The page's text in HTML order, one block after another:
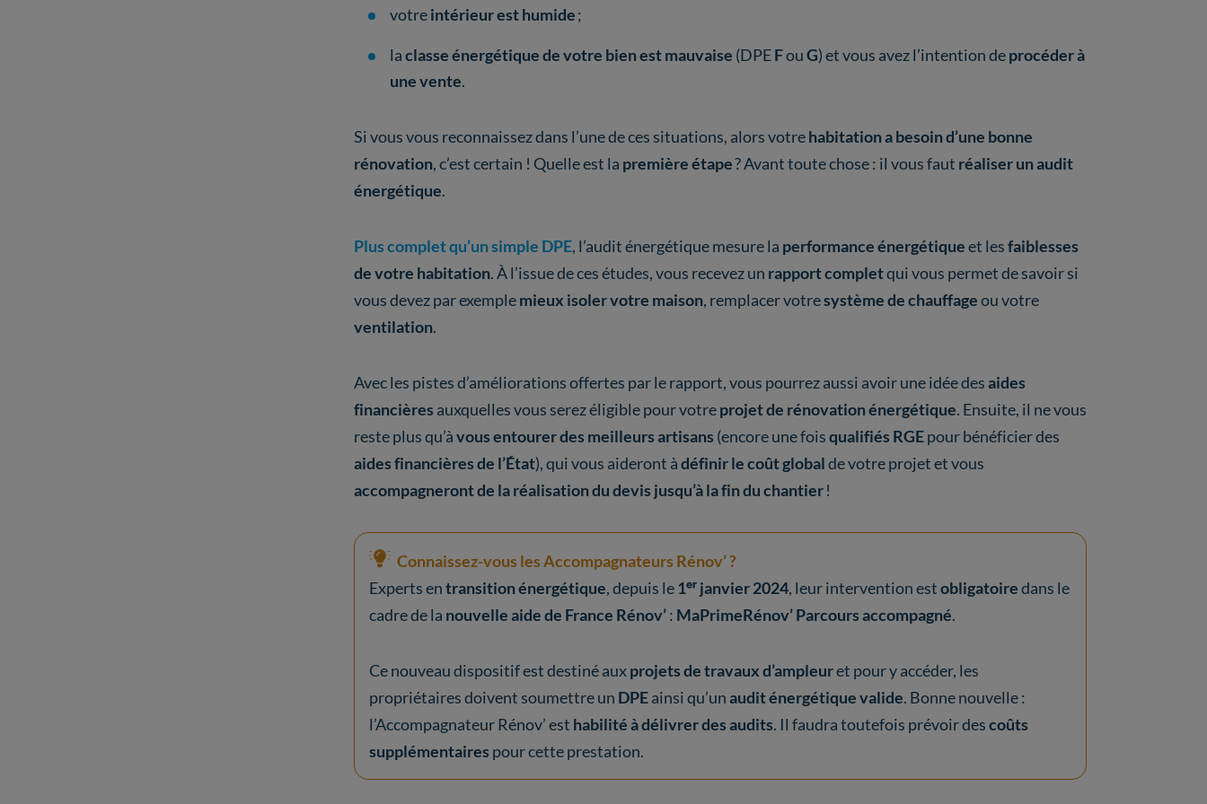
votreintérieur est humide;
laclasse énergétique de votre bien est mauvaise (DPEFouG) et vous avez l’intention deprocéder à
une vente.
Si vous vous reconnaissez dans l’une de ces situations, alors votrehabitation a besoin d’une bonne
rénovation, c’est certain ! Quelle est la première étape? Avant toute chose : il vous faut réaliser un audit
énergétique.
Plus complet qu’un simple DPE, l’audit énergétique mesure la performance énergétiqueet lesfaiblesses
de votre habitation. À l’issue de ces études, vous recevez un rapport completqui vous permet de savoir si
vous devez par exemplemieux isoler votre maison, remplacer votresystème de chauffageou votre
ventilation.
Avec les pistes d’améliorations offertes par le rapport, vous pourrez aussi avoir une idée desaides
financières auxquelles vous serez éligible pour votreprojet de rénovation énergétique. Ensuite, il ne vous
reste plus qu’àvous entourer des meilleurs artisans (encore une foisqualifiés RGEpour bénéficier des
aides financières de l’État), qui vous aideront àdéfinir le coût globalde votre projet et vous
accompagneront de la réalisation du devis jusqu’à la fin du chantier!
Connaissez-vous les Accompagnateurs Rénov’ ?
Experts entransition énergétique, depuis le1ᵉʳ janvier 2024, leur intervention estobligatoiredans le
cadre de la nouvelle aide de France Rénov’: MaPrimeRénov’ Parcours accompagné.
Ce nouveau dispositif est destiné auxprojets de travaux d’ampleuret pour y accéder, les
propriétaires doivent soumettre un DPEainsi qu’unaudit énergétique valide. Bonne nouvelle :
l’Accompagnateur Rénov’ est habilité à délivrer des audits. Il faudra toutefois prévoir descoûts
supplémentaires pour cette prestation.